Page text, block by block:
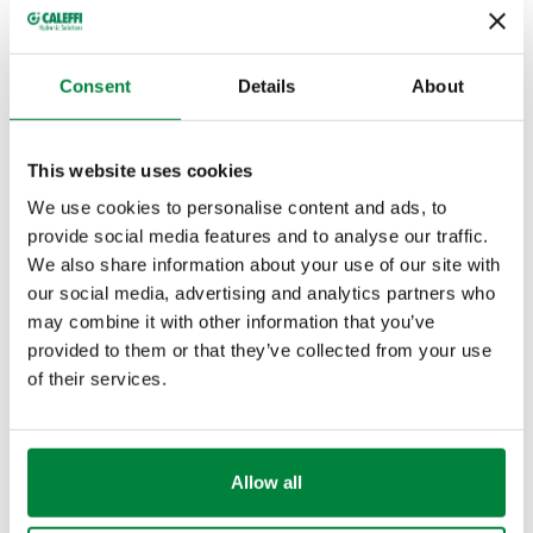
Consent Details About
This website uses cookies
We use cookies to personalise content and ads, to
provide social media features and to analyse our traffic.
We also share information about your use of our site with
our social media, advertising and analytics partners who
may combine it with other information that you’ve
provided to them or that they’ve collected from your use
of their services.
Allow all
SKICAT DHE SPECIFIKIMET
Numri i pjesës Lidhjet
533041H G 1/2" (ISO 228-1) F
Skica 2D
DWG DXF PDF
BIM